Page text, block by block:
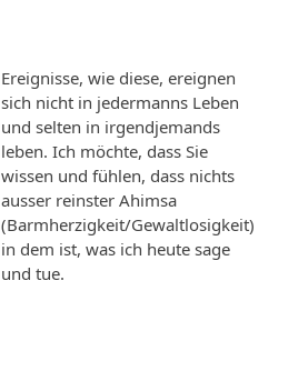
Ereignisse, wie diese, ereignen
sich nicht in jedermanns Leben
und selten in irgendjemands
leben. Ich möchte, dass Sie
wissen und fühlen, dass nichts
ausser reinster Ahimsa
(Barmherzigkeit/Gewaltlosigkeit)
in dem ist, was ich heute sage
und tue.